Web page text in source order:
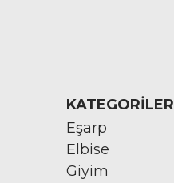
KATEGORİLER
Eşarp
Elbise
Giyim